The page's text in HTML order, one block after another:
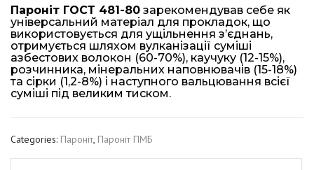
Пароніт ГОСТ 481-80 зарекомендував себе як
універсальний матеріал для прокладок, що
використовується для ущільнення з’єднань,
отримується шляхом вулканізації суміші
азбестових волокон (60-70%), каучуку (12-15%),
розчинника, мінеральних наповнювачів (15-18%)
та сірки (1,2-8%) і наступного вальцювання всієї
суміші під великим тиском.
Categories: Пароніт, Пароніт ПМБ